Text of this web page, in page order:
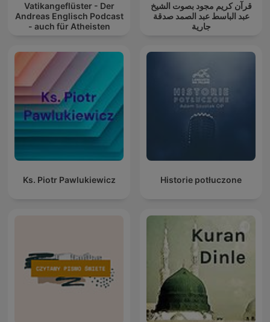
Vatikangeflüster - Der
Andreas Englisch Podcast
- auch für Atheisten
قرآن كريم مجود بصوت الشيخ
عبد الباسط عبد الصمد صدقة
جارية
Ks. Piotr Pawlukiewicz Historie potłuczone